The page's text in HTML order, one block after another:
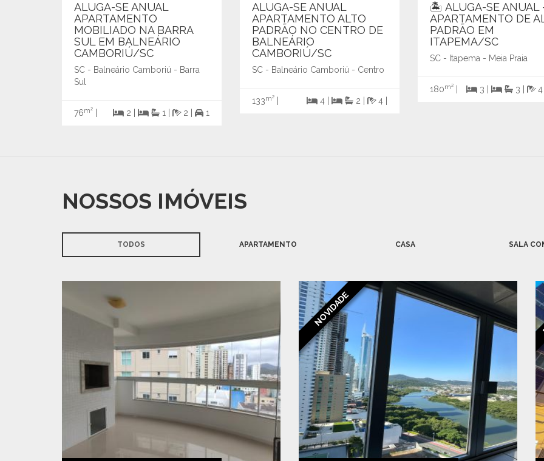
ALUGA-SE ANUAL
APARTAMENTO
MOBILIADO NA BARRA
SUL EM BALNEÁRIO
CAMBORIÚ/SC
SC - Balneário Camboriú - Barra
Sul
76m² 2 | 1 | 2 | 1
ALUGA-SE ANUAL
APARTAMENTO ALTO
PADRÃO NO CENTRO DE
BALNEÁRIO
CAMBORIÚ/SC
SC - Balneário Camboriú - Centro
133m² 4 | 2 | 4 |
🏝️ ALUGA-SE ANUAL
APARTAMENTO DE
PADRÃO EM
ITAPEMA/SC
SC - Itapema - Meia Praia
180m² 3 | 3 | 4 |
NOSSOS IMÓVEIS
TODOS APARTAMENTO CASA SALA
NOVIDADE